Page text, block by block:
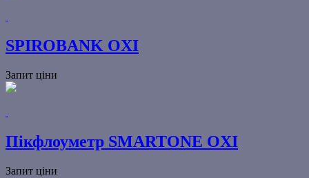
SPIROBANK OXI
Запит ціни
Пікфлоуметр SMARTONE OXI
Запит ціни